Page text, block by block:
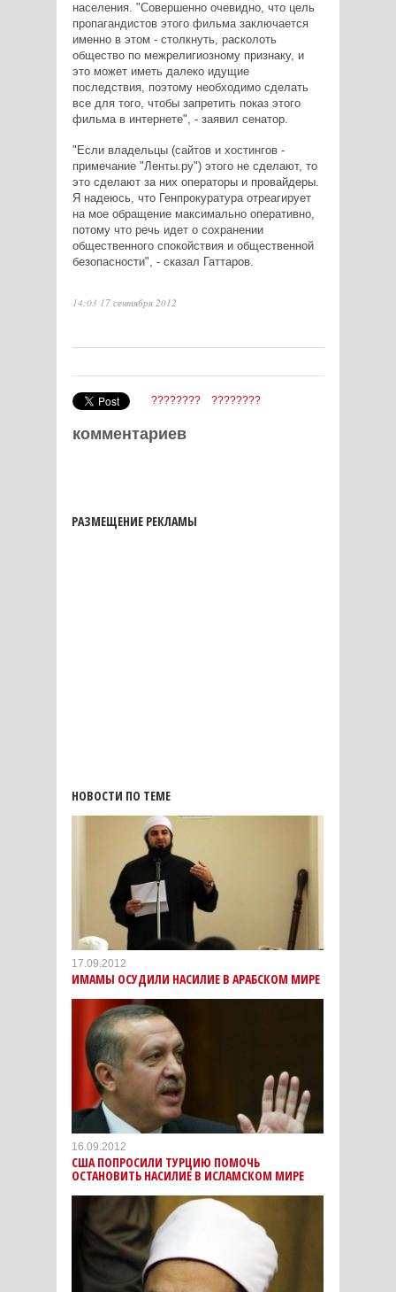
населения. "Совершенно очевидно, что цель
пропагандистов этого фильма заключается
именно в этом - столкнуть, расколоть
общество по межрелигиозному признаку, и
это может иметь далеко идущие
последствия, поэтому необходимо сделать
все для того, чтобы запретить показ этого
фильма в интернете", - заявил сенатор.
"Если владельцы (сайтов и хостингов -
примечание "Ленты.ру") этого не сделают, то
это сделают за них операторы и провайдеры.
Я надеюсь, что Генпрокуратура отреагирует
на мое обращение максимально оперативно,
потому что речь идет о сохранении
общественного спокойствия и общественной
безопасности", - сказал Гаттаров.
14:03 17 сентября 2012
???????? ????????
комментариев
РАЗМЕЩЕНИЕ РЕКЛАМЫ
НОВОСТИ ПО ТЕМЕ
17.09.2012
ИМАМЫ ОСУДИЛИ НАСИЛИЕ В АРАБСКОМ МИРЕ
16.09.2012
США ПОПРОСИЛИ ТУРЦИЮ ПОМОЧЬ
ОСТАНОВИТЬ НАСИЛИЕ В ИСЛАМСКОМ МИРЕ